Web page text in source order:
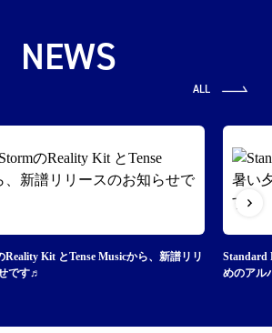
NEWS
ALL
Reality Kit とTense Musicから、新譜リリ
です♬
Standard
めのアル